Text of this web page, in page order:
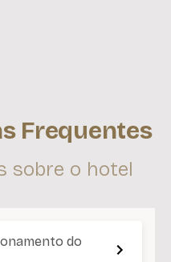
Frequentes
sobre o hotel
do